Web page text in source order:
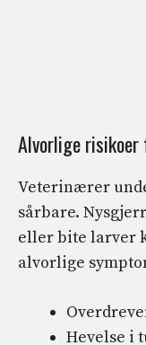
Alvorlige
Veterinærer
sårbare.
eller bite larver
alvorlige
Hevelse i